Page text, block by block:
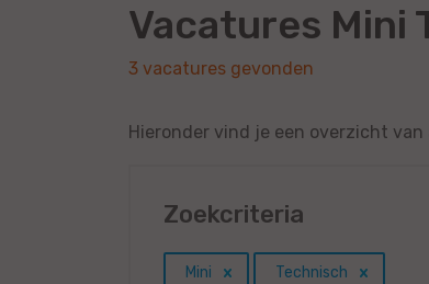
Vacatures Mini
3 vacatures gevonden
Hieronder vind je een overzicht
Zoekcriteria
Mini Technisch